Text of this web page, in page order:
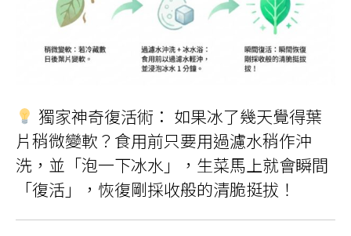
獨家神奇復活術： 如果冰了幾天覺得葉
片稍微變軟？食用前只要用過濾水稍作沖
洗，並「泡一下冰水」，生菜馬上就會瞬間
「復活」，恢復剛採收般的清脆挺拔！